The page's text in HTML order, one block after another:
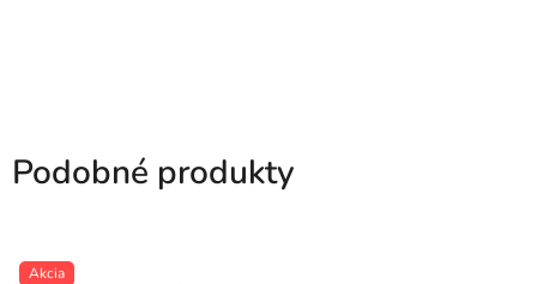
Podobné produkty
Akcia